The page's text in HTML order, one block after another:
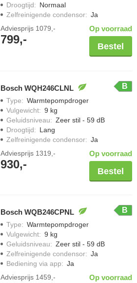
Droogtijd: Normaal
Zelfreinigende condensor: Ja
Adviesprijs 1079,-
799,-
Op voorraad
Bestel
Bosch WQH246CLNL B
Type: Warmtepompdroger
Vulgewicht: 9 kg
Geluidsniveau: Zeer stil - 59 dB
Droogtijd: Lang
Zelfreinigende condensor: Ja
Adviesprijs 1319,-
930,-
Op voorraad
Bestel
Bosch WQB246CPNL B
Type: Warmtepompdroger
Vulgewicht: 9 kg
Geluidsniveau: Zeer stil - 59 dB
Zelfreinigende condensor: Ja
Bediening via app: Ja
Adviesprijs 1459,- Op voorraad